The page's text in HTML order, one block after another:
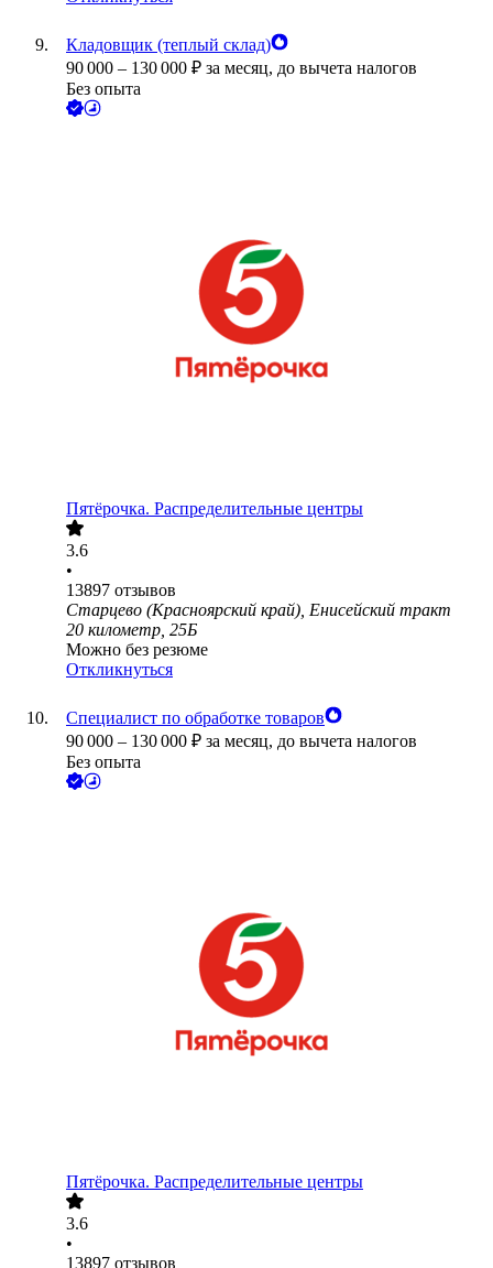
Кладовщик (теплый склад)
90 000 – 130 000 ₽ за месяц, до вычета налогов
Без опыта
Пятёрочка. Распределительные центры
3.6
•
13897 отзывов
Старцево (Красноярский край), Енисейский тракт
20 километр, 25Б
Можно без резюме
Откликнуться
Специалист по обработке товаров
90 000 – 130 000 ₽ за месяц, до вычета налогов
Без опыта
Пятёрочка. Распределительные центры
3.6
•
13897 отзывов